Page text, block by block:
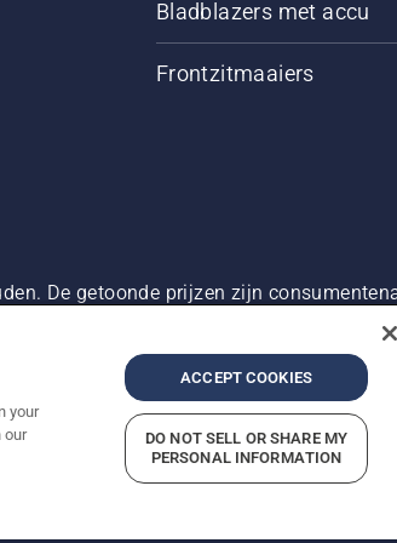
Bladblazers met accu
Frontzitmaaiers
De getoonde prijzen zijn
Meld vermoedelijke schendingen
your
our
ACCEPT COOKIES
DO NOT SELL OR SHARE MY
PERSONAL INFORMATION